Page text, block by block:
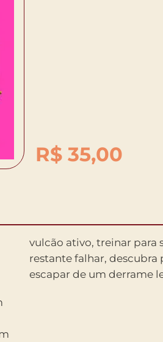
R$35,00
vulcão ativo, treinar para
restante falhar, descubra
escapar de um derrame